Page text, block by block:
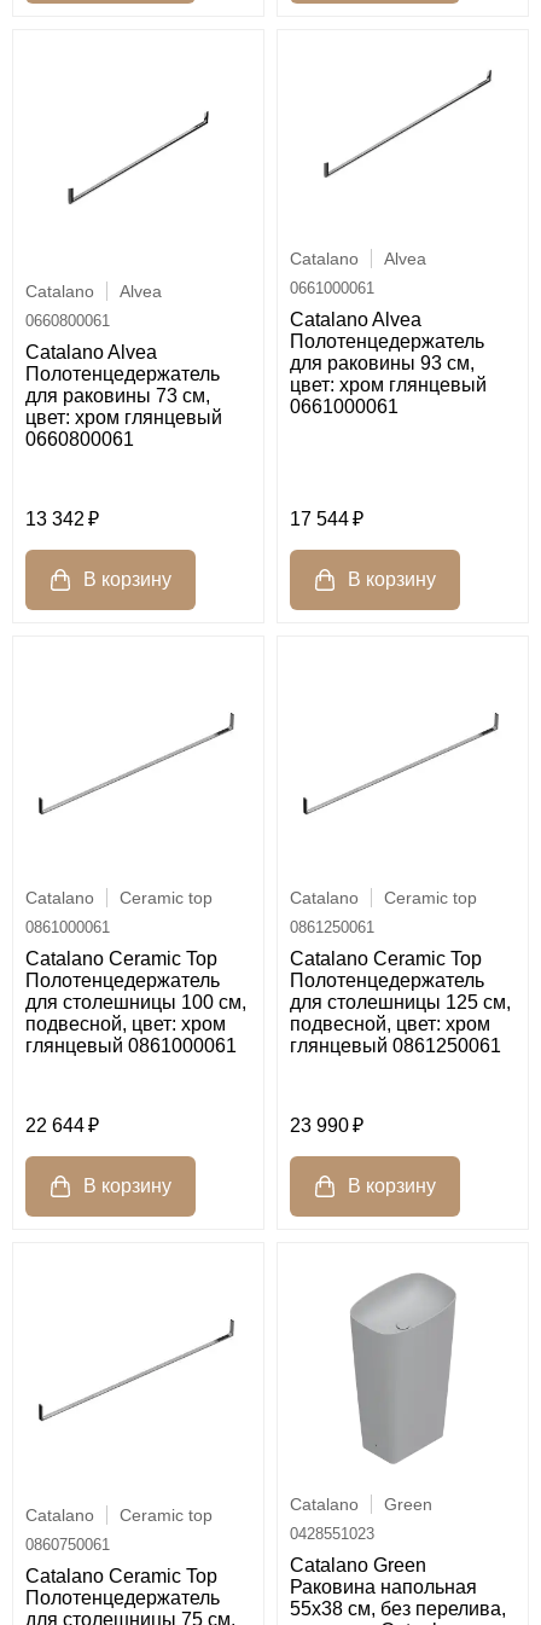
Catalano Alvea
0660800061
Catalano Alvea
Полотенцедержатель
для раковины 73 см,
цвет: хром глянцевый
0660800061
13 342
Catalano Alvea
0661000061
Catalano Alvea
Полотенцедержатель
для раковины 93 см,
цвет: хром глянцевый
0661000061
17 544
Catalano Ceramic top
0861000061
Catalano Ceramic Top
Полотенцедержатель
для столешницы 100 см,
подвесной, цвет: хром
глянцевый 0861000061
22 644
Catalano Ceramic top
0861250061
Catalano Ceramic Top
Полотенцедержатель
для столешницы 125 см,
подвесной, цвет: хром
глянцевый 0861250061
23 990
Catalano Ceramic top
0860750061
Catalano Ceramic Top
Полотенцедержатель
для столешницы 75 см,
Catalano Green
0428551023
Catalano Green
Раковина напольная
55x38 см, без перелива,